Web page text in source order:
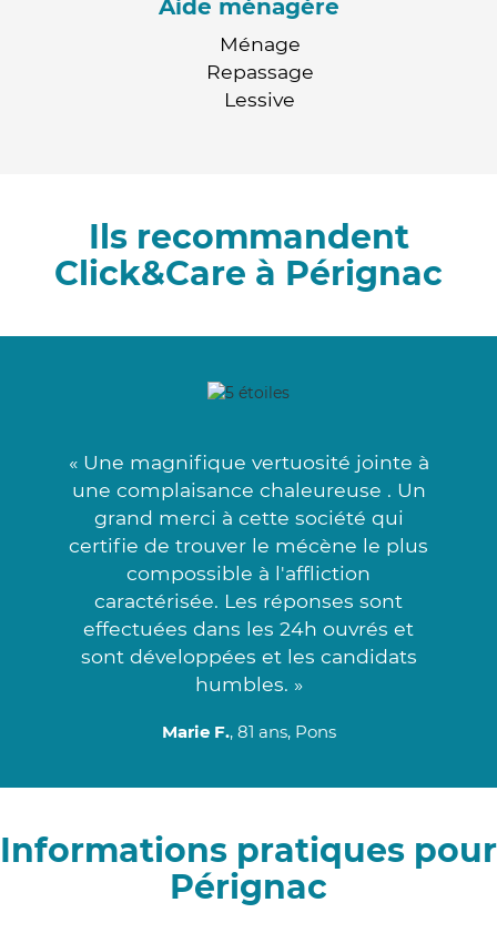
Aide ménagère
Ménage
Repassage
Lessive
Ils recommandent
Click&Care à Pérignac
« Une magnifique vertuosité jointe à
une complaisance chaleureuse . Un
grand merci à cette société qui
certifie de trouver le mécène le plus
compossible à l'affliction
caractérisée. Les réponses sont
effectuées dans les 24h ouvrés et
sont développées et les candidats
humbles. »
Marie F., 81 ans, Pons
Informations pratiques pour
Pérignac